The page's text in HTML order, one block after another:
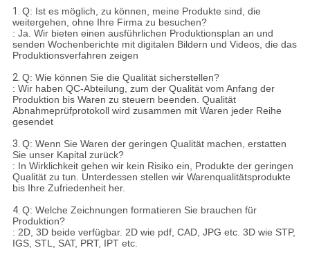
1. Q: Ist es möglich, zu können, meine Produkte sind, die
weitergehen, ohne Ihre Firma zu besuchen?
: Ja. Wir bieten einen ausführlichen Produktionsplan an und
senden Wochenberichte mit digitalen Bildern und Videos, die das
Produktionsverfahren zeigen
2. Q: Wie können Sie die Qualität sicherstellen?
: Wir haben QC-Abteilung, zum der Qualität vom Anfang der
Produktion bis Waren zu steuern beenden. Qualität
Abnahmeprüfprotokoll wird zusammen mit Waren jeder Reihe
gesendet
3. Q: Wenn Sie Waren der geringen Qualität machen, erstatten
Sie unser Kapital zurück?
: In Wirklichkeit gehen wir kein Risiko ein, Produkte der geringen
Qualität zu tun. Unterdessen stellen wir Warenqualitätsprodukte
bis Ihre Zufriedenheit her.
4. Q: Welche Zeichnungen formatieren Sie brauchen für
Produktion?
: 2D, 3D beide verfügbar. 2D wie pdf, CAD, JPG etc. 3D wie STP,
IGS, STL, SAT, PRT, IPT etc.